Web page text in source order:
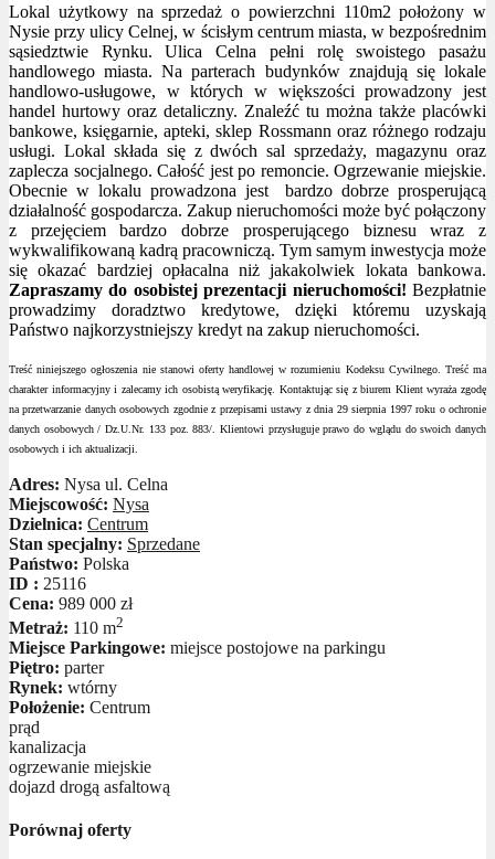
Lokal użytkowy na sprzedaż o powierzchni 110m2 położony w
Nysie przy ulicy Celnej, w ścisłym centrum miasta, w bezpośrednim
sąsiedztwie Rynku. Ulica Celna pełni rolę swoistego pasażu
handlowego miasta. Na parterach budynków znajdują się lokale
handlowo-usługowe, w których w większości prowadzony jest
handel hurtowy oraz detaliczny. Znaleźć tu można także placówki
bankowe, księgarnie, apteki, sklep Rossmann oraz różnego rodzaju
usługi. Lokal składa się z dwóch sal sprzedaży, magazynu oraz
zaplecza socjalnego. Całość jest po remoncie. Ogrzewanie miejskie.
Obecnie w lokalu prowadzona jest bardzo dobrze prosperującą
działalność gospodarcza. Zakup nieruchomości może być połączony
z przejęciem bardzo dobrze prosperującego biznesu wraz z
wykwalifikowaną kadrą pracowniczą. Tym samym inwestycja może
się okazać bardziej opłacalna niż jakakolwiek lokata bankowa.
Zapraszamy do osobistej prezentacji nieruchomości! Bezpłatnie
prowadzimy doradztwo kredytowe, dzięki któremu uzyskają
Państwo najkorzystniejszy kredyt na zakup nieruchomości.
Treść niniejszego ogłoszenia nie stanowi oferty handlowej w rozumieniu Kodeksu Cywilnego. Treść ma
charakter informacyjny i zalecamy ich osobistą weryfikację. Kontaktując się z biurem Klient wyraża zgodę
na przetwarzanie danych osobowych zgodnie z przepisami ustawy z dnia 29 sierpnia 1997 roku o ochronie
danych osobowych / Dz.U.Nr. 133 poz. 883/. Klientowi przysługuje prawo do wglądu do swoich danych
osobowych i ich aktualizacji.
Adres: Nysa ul. Celna
Miejscowość: Nysa
Dzielnica: Centrum
Stan specjalny: Sprzedane
Państwo: Polska
ID : 25116
Cena: 989 000 zł
Metraż: 110 m2
Miejsce Parkingowe: miejsce postojowe na parkingu
Piętro: parter
Rynek: wtórny
Położenie: Centrum
prąd
kanalizacja
ogrzewanie miejskie
dojazd drogą asfaltową
Porównaj oferty